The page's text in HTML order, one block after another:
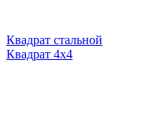
Квадрат стальной
Квадрат 4х4